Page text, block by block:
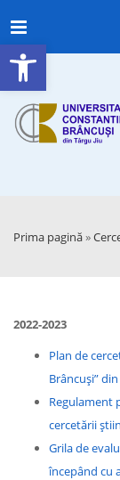
Deschide bara de unelte
Menu
Prima pagină»
2022-2023
Plan de
Brâncuși”
Regulament
cercetării
Grila de
începând cu